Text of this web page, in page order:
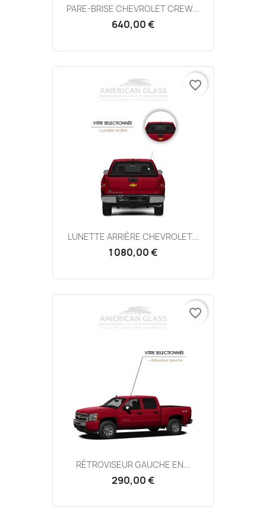
PARE-BRISE CHEVROLET CREW...
640,00 €
LUNETTE ARRIÈRE CHEVROLET...
1 080,00 €
favorite_border
RÉTROVISEUR GAUCHE EN...
290,00 €
favorite_border